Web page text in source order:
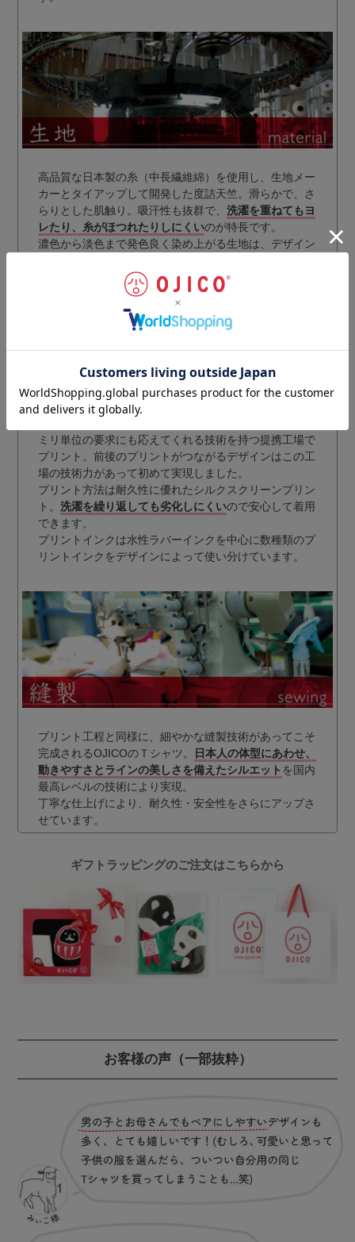
高品質な日本製の糸（中長繊維綿）を使用し、生地メー
カーとタイアップして開発した度詰天竺。滑らかで、さ
らりとした肌触り。吸汗性も抜群で、 洗濯を重ねてもヨ
レたり、糸がほつれたりしにくいのが特長です。
濃色から淡色まで発色良く染め上がる生地は、デザイン
ミリ単位の要求にも応えてくれる技術を持つ提携工場で
プリント。前後のプリントがつながるデザインはこの工
場の技術力があって初めて実現しました。
プリント方法は耐久性に優れたシルクスクリーンプリン
ト。 洗濯を繰り返しても劣化しにくいので安心して着用
できます。
プリントインクは水性ラバーインクを中心に数種類のプ
リントインクをデザインによって使い分けています。
プリント工程と同様に、細やかな縫製技術があってこそ
完成されるOJICOのＴシャツ。
日本人の体型にあわせ、
動きやすさとラインの美しさを備えたシルエット を国内
最高レベルの技術により実現。
丁寧な仕上げにより、耐久性・安全性をさらにアップさ
せています。
ギフトラッピングのご注文はこちらから
お客様の声（一部抜粋）